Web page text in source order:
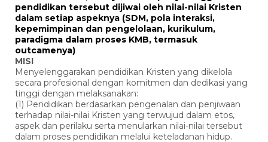
pendidikan tersebut dijiwai oleh nilai-nilai Kristen
dalam setiap aspeknya (SDM, pola interaksi,
kepemimpinan dan pengelolaan, kurikulum,
paradigma dalam proses KMB, termasuk
outcamenya)
MISI
Menyelenggarakan pendidikan Kristen yang dikelola
secara profesional dengan komitmen dan dedikasi yang
tinggi dengan melaksanakan:
(1) Pendidikan berdasarkan pengenalan dan penjiwaan
terhadap nilai-nilai Kristen yang terwujud dalam etos,
aspek dan perilaku serta menularkan nilai-nilai tersebut
dalam proses pendidikan melalui keteladanan hidup.